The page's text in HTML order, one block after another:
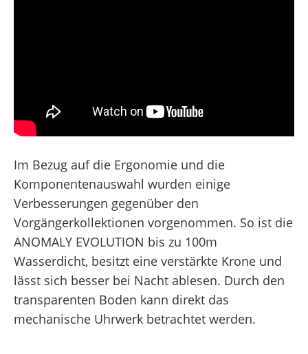
Im Bezug auf die Ergonomie und die
Komponentenauswahl wurden einige
Verbesserungen gegenüber den
Vorgängerkollektionen vorgenommen. So ist die
ANOMALY EVOLUTION bis zu 100m
Wasserdicht, besitzt eine verstärkte Krone und
lässt sich besser bei Nacht ablesen. Durch den
transparenten Boden kann direkt das
mechanische Uhrwerk betrachtet werden.